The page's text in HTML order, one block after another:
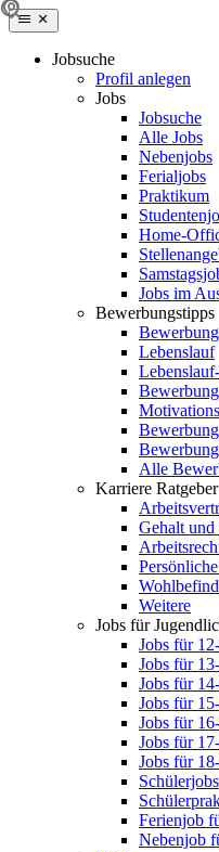
Jobsuche
Profil anlegen
Jobs
Jobsuche
Alle Jobs
Nebenjobs
Ferialjobs
Praktikum
Home-
Jobs im
Bewerbungstipps
Bewerbung
Lebenslauf
Alle
Karriere Ratgeber
Gehalt und
Weitere
Jobs für
Jobs für
Jobs für
Jobs für
Jobs für
Jobs für
Jobs für
Jobs für
Schülerjobs
Ferienjob
Nebenjob